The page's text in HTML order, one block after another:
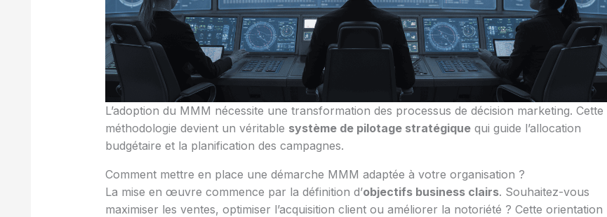
L’adoption du MMM nécessite une transformation des processus de décision marketing. Cette
méthodologie devient un véritable système de pilotage stratégique qui guide l’allocation
budgétaire et la planification des campagnes.
Comment mettre en place une démarche MMM adaptée à votre organisation ?
La mise en œuvre commence par la définition d’objectifs business clairs. Souhaitez-vous
maximiser les ventes, optimiser l’acquisition client ou améliorer la notoriété ? Cette orientation